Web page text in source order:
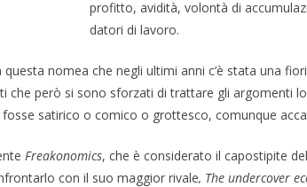
profitto, avidità, volontà di
datori di lavoro.
questa nomea che negli ultimi anni c’è stata una
che però si sono sforzati di trattare gli argomenti
fosse satirico o comico o grottesco, comunque
Freakonomics, che è considerato il capostipite
con il suo maggior rivale, The undercover